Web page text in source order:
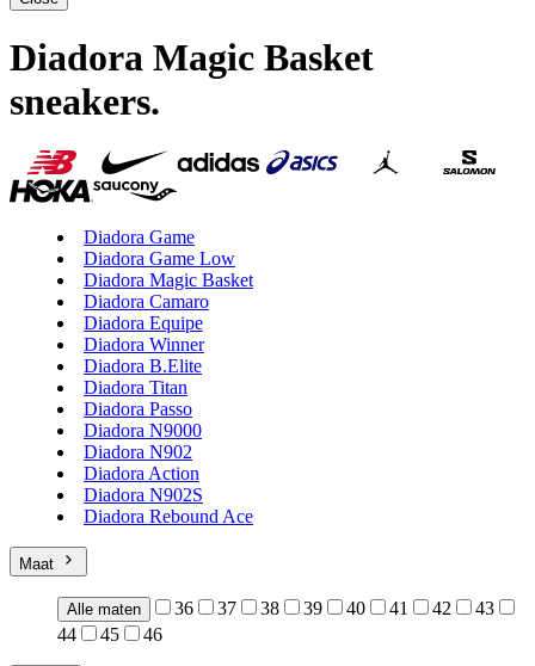
Diadora Magic Basket
sneakers.
Diadora Game
Diadora Game Low
Diadora Magic Basket
Diadora Camaro
Diadora Equipe
Diadora Winner
Diadora B.Elite
Diadora Titan
Diadora Passo
Diadora N9000
Diadora N902
Diadora Action
Diadora N902S
Diadora Rebound Ace
Maat
Alle maten 36 37 38 39 40 41 42
43
44
45 46